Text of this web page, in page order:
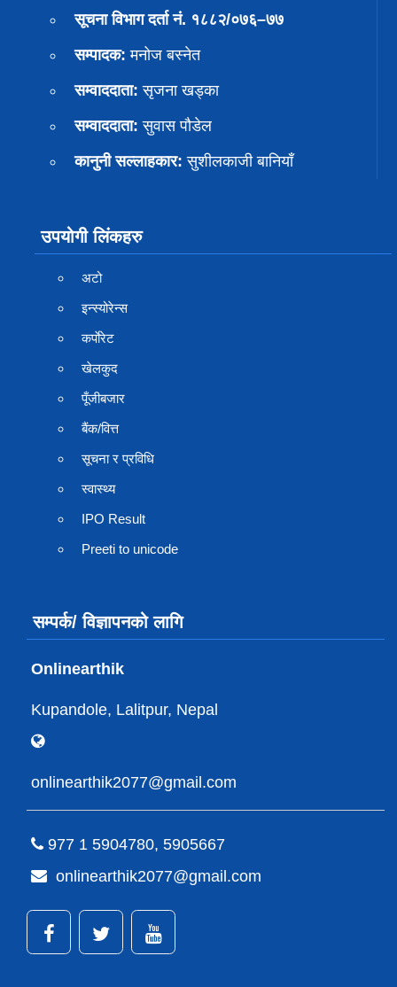
सूचना विभाग दर्ता नं. १८८२/०७६–७७
सम्पादक: मनोज बस्नेत
सम्वाददाता: सृजना खड्का
सम्वाददाता: सुवास पाैडेल
कानुनी सल्लाहकार: सुशीलकाजी बानियाँ
उपयोगी लिंकहरु
अटो
इन्स्योरेन्स
कर्पाेरेट
खेलकुद
पूँजीबजार
बैंक/वित्त
सूचना र प्रविधि
स्वास्थ्य
IPO Result
Preeti to unicode
सम्पर्क/ विज्ञापनको लागि
Onlinearthik
Kupandole, Lalitpur, Nepal
onlinearthik2077@gmail.com
977 1 5904780, 5905667
onlinearthik2077@gmail.com